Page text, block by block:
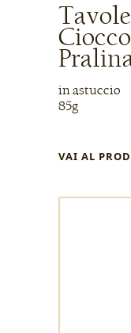
in astuccio
85g
VAI AL